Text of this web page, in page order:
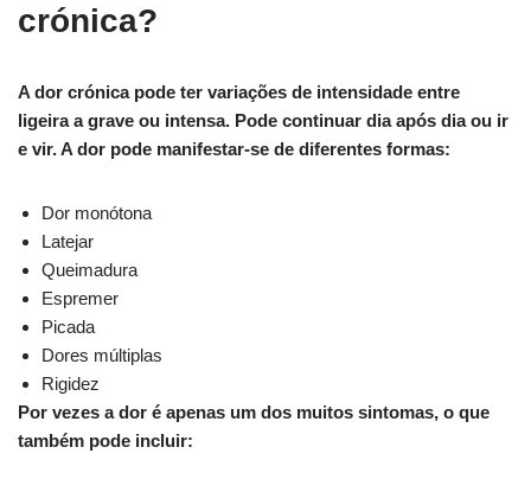
crónica?
A dor crónica pode ter variações de intensidade entre
ligeira a grave ou intensa. Pode continuar dia após dia ou ir
e vir. A dor pode manifestar-se de diferentes formas:
Dor monótona
Latejar
Queimadura
Espremer
Picada
Dores múltiplas
Rigidez
Por vezes a dor é apenas um dos muitos sintomas, o que
também pode incluir: